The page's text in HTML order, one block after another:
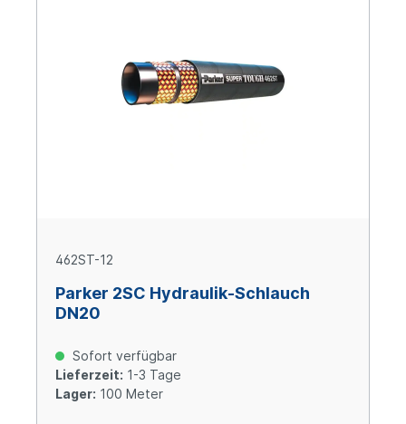
462ST-12
Parker 2SC Hydraulik-Schlauch
DN20
Sofort verfügbar
Lieferzeit: 1-3 Tage
Lager: 100 Meter